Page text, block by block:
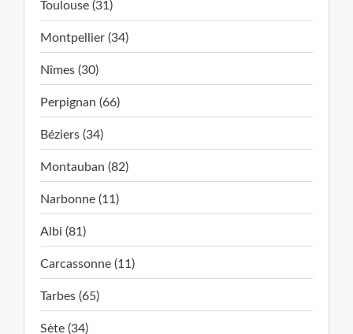
Toulouse (31)
Montpellier (34)
Nîmes (30)
Perpignan (66)
Béziers (34)
Montauban (82)
Narbonne (11)
Albi (81)
Carcassonne (11)
Tarbes (65)
Sète (34)